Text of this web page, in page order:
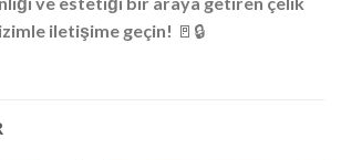
iletişime geçin! 🚪🔒